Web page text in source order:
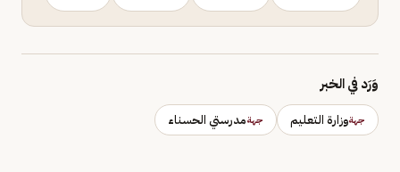
وَرَد في الخبر
جهةوزارة التعليم جهةمدرستي الحسناء